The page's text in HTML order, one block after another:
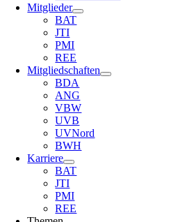
Mitglieder
BAT
JTI
PMI
REE
Mitgliedschaften
BDA
ANG
VBW
UVB
UVNord
BWH
Karriere
BAT
JTI
PMI
REE